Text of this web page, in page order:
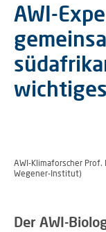
AWI-
AWI-Klimaforscher
Wegener-Institut)
Der AWI-